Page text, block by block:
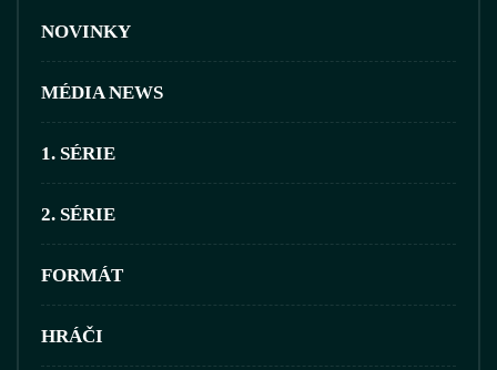
NOVINKY
MÉDIA NEWS
1. SÉRIE
2. SÉRIE
FORMÁT
HRÁČI